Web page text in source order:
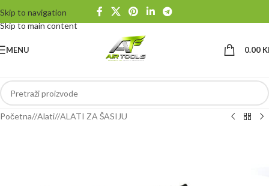
Skip to navigation
Skip to main content
MENU 0.00
Početna/ Alati/ ALATI ZA ŠASIJU